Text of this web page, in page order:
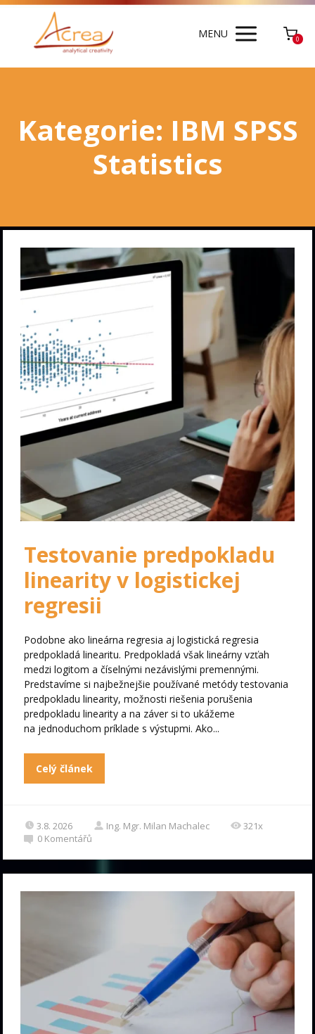
MENU 0
Kategorie: IBM SPSS
Statistics
Testovanie predpokladu
linearity v logistickej
regresii
Podobne ako lineárna regresia aj logistická regresia
predpokladá linearitu. Predpokladá však lineárny vzťah
medzi logitom a číselnými nezávislými premennými.
Predstavíme si najbežnejšie používané metódy testovania
predpokladu linearity, možnosti riešenia porušenia
predpokladu linearity a na záver si to ukážeme
na jednoduchom príklade s výstupmi. Ako...
Celý článek
3.8. 2026 Ing. Mgr. Milan Machalec
321x
0 Komentářů